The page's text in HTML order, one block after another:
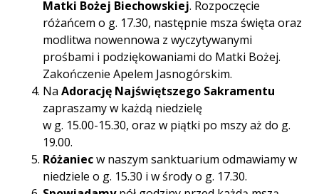
Matki Bożej Biechowskiej. Rozpoczęcie
różańcem o g. 17.30, następnie msza święta oraz
modlitwa nowennowa z wyczytywanymi
prośbami i podziękowaniami do Matki Bożej.
Zakończenie Apelem Jasnogórskim.
Na Adorację Najświętszego Sakramentu
zapraszamy w każdą niedzielę
w g. 15.00-15.30, oraz w piątki po mszy aż do g.
19.00.
Różaniecw naszym sanktuarium odmawiamy w
niedziele o g. 15.30 i w środy o g. 17.30.